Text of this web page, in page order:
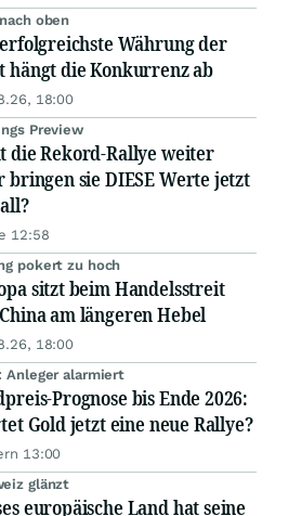
oben
Währung der
hängt die Konkurrenz ab
18:00
Preview
die Rekord-Rallye weiter
bringen sie DIESE Werte jetzt
12:58
pokert zu hoch
sitzt beim Handelsstreit
am längeren Hebel
18:00
Anleger alarmiert
Prognose bis Ende 2026:
Gold jetzt eine neue Rallye?
13:00
glänzt
europäische Land hat seine